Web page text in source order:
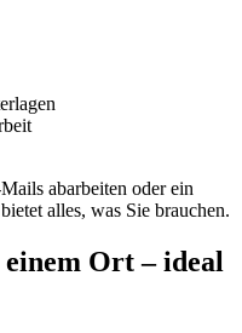
abarbeiten oder ein
alles, was Sie brauchen.
Ort – ideal